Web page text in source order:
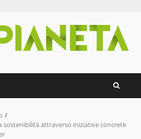
sostenibilità attraverso iniziative concrete